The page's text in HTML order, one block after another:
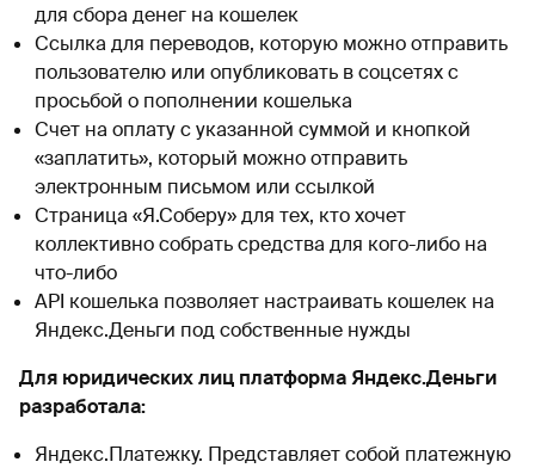
для сбора денег на кошелек
Ссылка для переводов, которую можно отправить
пользователю или опубликовать в соцсетях с
просьбой о пополнении кошелька
Счет на оплату с указанной суммой и кнопкой
«заплатить», который можно отправить
электронным письмом или ссылкой
Страница «Я.Соберу» для тех, кто хочет
коллективно собрать средства для кого-либо на
что-либо
API кошелька позволяет настраивать кошелек на
Яндекс.Деньги под собственные нужды
Для юридических лиц платформа Яндекс.Деньги
разработала:
Яндекс.Платежку. Представляет собой платежную